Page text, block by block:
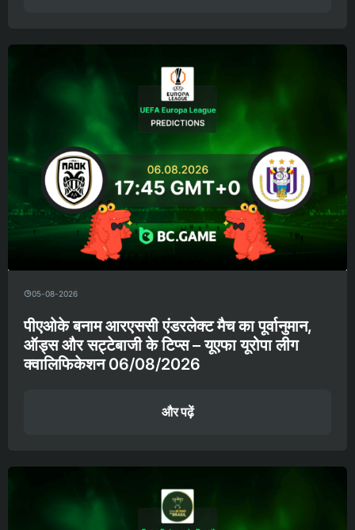
05-08-2026
पीएओके बनाम आरएससी एंडरलेक्ट मैच का पूर्वानुमान,
ऑड्स और सट्टेबाजी के टिप्स – यूएफा यूरोपा लीग
क्वालिफिकेशन 06/08/2026
और पढ़ें